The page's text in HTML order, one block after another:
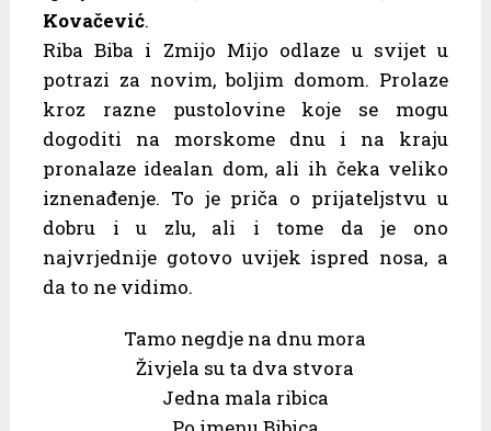
Kovačević.
Riba Biba i Zmijo Mijo odlaze u svijet u
potrazi za novim, boljim domom. Prolaze
kroz razne pustolovine koje se mogu
dogoditi na morskome dnu i na kraju
pronalaze idealan dom, ali ih čeka veliko
iznenađenje. To je priča o prijateljstvu u
dobru i u zlu, ali i tome da je ono
najvrjednije gotovo uvijek ispred nosa, a
da to ne vidimo.
Tamo negdje na dnu mora
Živjela su ta dva stvora
Jedna mala ribica